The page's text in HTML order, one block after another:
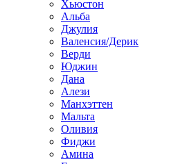
Хьюстон
Альба
Джулия
Валенсия/Дерик
Верди
Юджин
Дана
Алези
Манхэттен
Мальта
Оливия
Фиджи
Амина